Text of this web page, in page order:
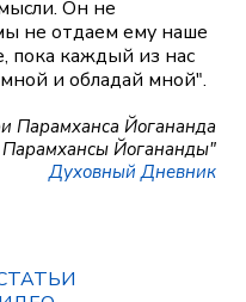
Он не
не отдаем ему наше
пока каждый из нас
и обладай мной".
Йогананда
Йогананды"
Духовный Дневник